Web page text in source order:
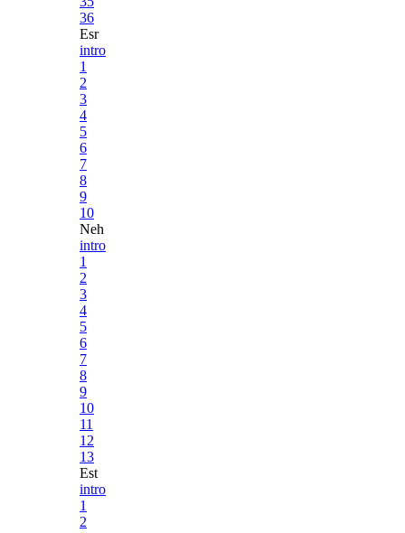
36
Esr
intro
1
2
3
4
5
6
7
8
9
10
Neh
intro
1
2
3
4
5
6
7
8
9
10
11
12
13
Est
intro
1
2